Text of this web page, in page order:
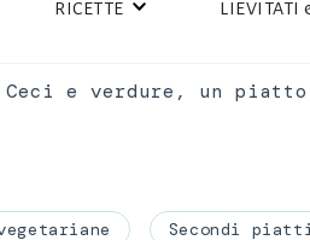
RICETTE LIEVITATI
Ceci e verdure, un
Secondi